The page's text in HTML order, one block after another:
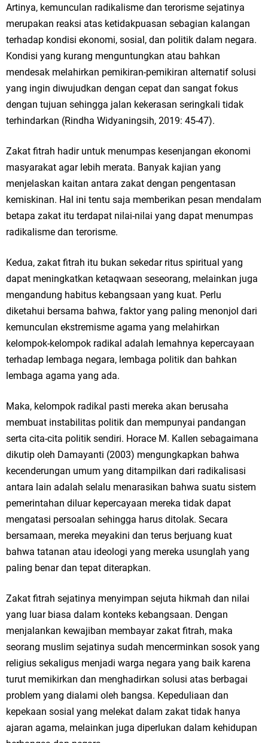
Artinya, kemunculan radikalisme dan terorisme sejatinya
merupakan reaksi atas ketidakpuasan sebagian kalangan
terhadap kondisi ekonomi, sosial, dan politik dalam negara.
Kondisi yang kurang menguntungkan atau bahkan
mendesak melahirkan pemikiran-pemikiran alternatif solusi
yang ingin diwujudkan dengan cepat dan sangat fokus
dengan tujuan sehingga jalan kekerasan seringkali tidak
terhindarkan (Rindha Widyaningsih, 2019: 45-47).
Zakat fitrah hadir untuk menumpas kesenjangan ekonomi
masyarakat agar lebih merata. Banyak kajian yang
menjelaskan kaitan antara zakat dengan pengentasan
kemiskinan. Hal ini tentu saja memberikan pesan mendalam
betapa zakat itu terdapat nilai-nilai yang dapat menumpas
radikalisme dan terorisme.
Kedua, zakat fitrah itu bukan sekedar ritus spiritual yang
dapat meningkatkan ketaqwaan seseorang, melainkan juga
mengandung habitus kebangsaan yang kuat. Perlu
diketahui bersama bahwa, faktor yang paling menonjol dari
kemunculan ekstremisme agama yang melahirkan
kelompok-kelompok radikal adalah lemahnya kepercayaan
terhadap lembaga negara, lembaga politik dan bahkan
lembaga agama yang ada.
Maka, kelompok radikal pasti mereka akan berusaha
membuat instabilitas politik dan mempunyai pandangan
serta cita-cita politik sendiri. Horace M. Kallen sebagaimana
dikutip oleh Damayanti (2003) mengungkapkan bahwa
kecenderungan umum yang ditampilkan dari radikalisasi
antara lain adalah selalu menarasikan bahwa suatu sistem
pemerintahan diluar kepercayaan mereka tidak dapat
mengatasi persoalan sehingga harus ditolak. Secara
bersamaan, mereka meyakini dan terus berjuang kuat
bahwa tatanan atau ideologi yang mereka usunglah yang
paling benar dan tepat diterapkan.
Zakat fitrah sejatinya menyimpan sejuta hikmah dan nilai
yang luar biasa dalam konteks kebangsaan. Dengan
menjalankan kewajiban membayar zakat fitrah, maka
seorang muslim sejatinya sudah mencerminkan sosok yang
religius sekaligus menjadi warga negara yang baik karena
turut memikirkan dan menghadirkan solusi atas berbagai
problem yang dialami oleh bangsa. Kepeduliaan dan
kepekaan sosial yang melekat dalam zakat tidak hanya
ajaran agama, melainkan juga diperlukan dalam kehidupan